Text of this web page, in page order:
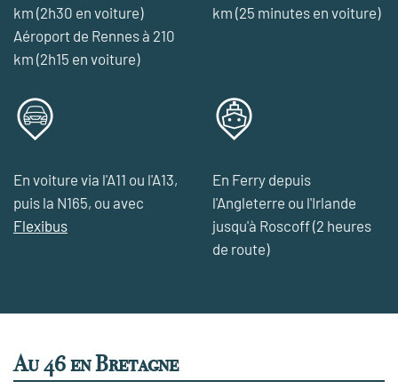
km (2h30 en voiture)
Aéroport de Rennes à 210
km (2h15 en voiture)
km (25 minutes en voiture)
En voiture via l'A11 ou l'A13,
puis la N165, ou avec
Flexibus
En Ferry depuis
l'Angleterre ou l'Irlande
jusqu'à Roscoff (2 heures
de route)
Au 46 en Bretagne